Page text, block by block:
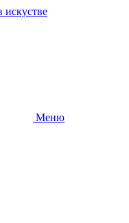
искустве
Меню